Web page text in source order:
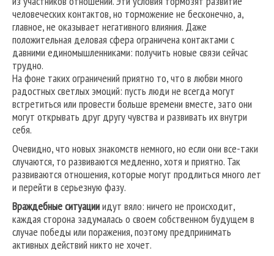
человеческих контактов, но торможение не бесконечно, а,
главное, не оказывает негативного влияния. Даже
положительная деловая сфера ограничена контактами с
давними единомышленниками: получить новые связи сейчас
трудно.
На фоне таких ограничений приятно то, что в любви много
радостных светлых эмоций: пусть люди не всегда могут
встретиться или провести больше времени вместе, зато они
могут открывать друг другу чувства и развивать их внутри
себя.
Очевидно, что новых знакомств немного, но если они все-таки
случаются, то развиваются медленно, хотя и приятно. Так
развиваются отношения, которые могут продлиться много лет
и перейти в серьезную фазу.
Враждебные ситуацииидут вяло: ничего не происходит,
каждая сторона задумалась о своем собственном будущем в
случае победы или поражения, поэтому предпринимать
активных действий никто не хочет.